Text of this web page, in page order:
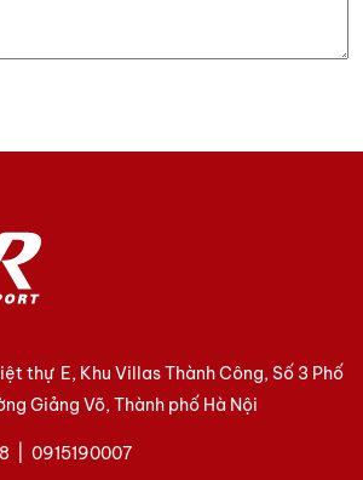
thự E, Khu Villas Thành Công, Số 3 Phố
Giảng Võ, Thành phố Hà Nội
| 0915190007